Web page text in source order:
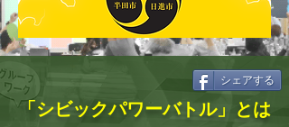
シェアする
「シビックパワーバトル」とは